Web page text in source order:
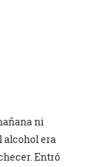
ni
alcohol era
Entró